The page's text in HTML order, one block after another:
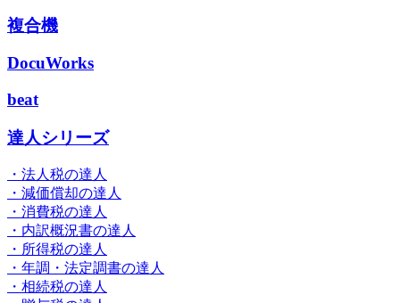
複合機
DocuWorks
beat
達人シリーズ
・法人税の達人
・減価償却の達人
・消費税の達人
・内訳概況書の達人
・所得税の達人
・年調・法定調書の達人
・相続税の達人